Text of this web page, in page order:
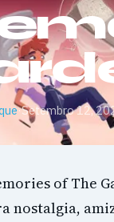
·Setembro 12,
of The
nostalgia,